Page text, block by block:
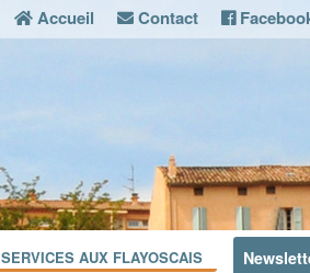
Accueil Contact
SERVICES AUX FLAYOSCAIS